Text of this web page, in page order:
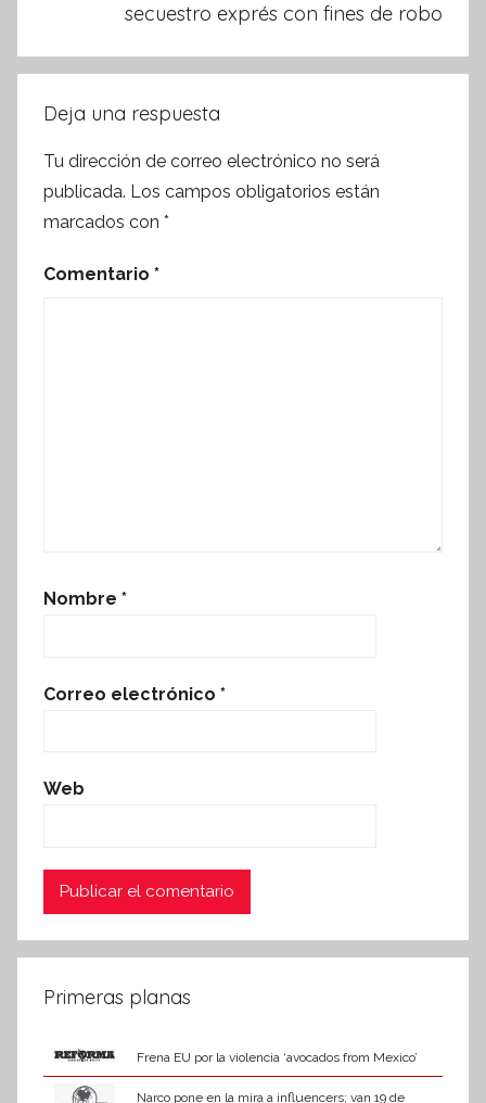
secuestro exprés con fines de robo
Deja una respuesta
Tu dirección de correo electrónico no será
publicada. Los campos obligatorios están
marcados con *
Comentario *
Nombre *
Correo electrónico *
Web
Primeras planas
Frena EU por la violencia ‘avocados from Mexico’
Narco pone en la mira a influencers; van 19 de